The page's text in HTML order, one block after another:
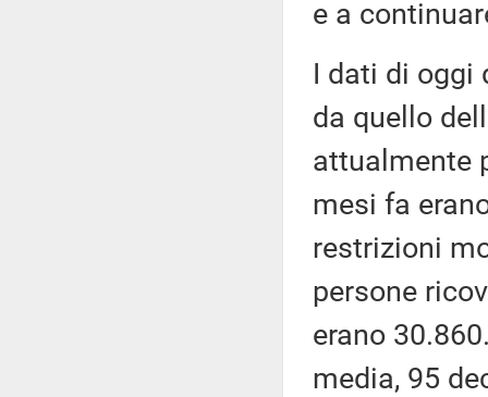
e a
I dati di oggi
da quello
attualmente
mesi fa
restrizioni
persone
erano
media, 95